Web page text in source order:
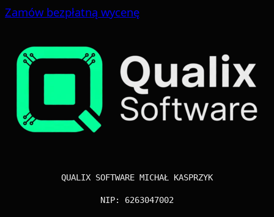
Zamów bezpłatną wycenę
QUALIX SOFTWARE MICHAŁ KASPRZYK
NIP: 6263047002